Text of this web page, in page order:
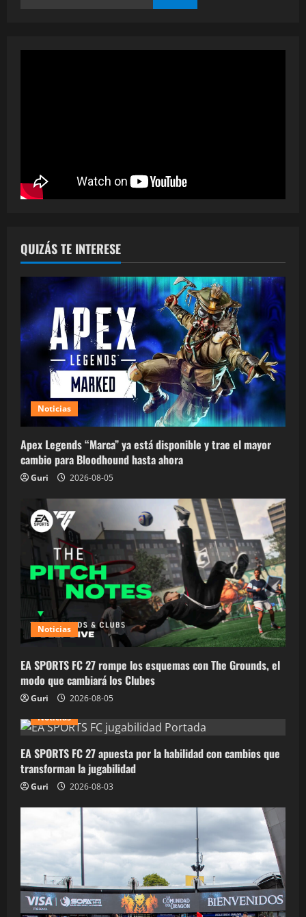
QUIZÁS TE INTERESE
Noticias
Apex Legends “Marca” ya está disponible y trae el mayor
cambio para Bloodhound hasta ahora
Guri 2026-08-05
Noticias
EA SPORTS FC 27 rompe los esquemas con The Grounds, el
modo que cambiará los Clubes
Guri
2026-08-05
Noticias
EA SPORTS FC 27 apuesta por la habilidad con cambios que
transforman la jugabilidad
Guri 2026-08-03